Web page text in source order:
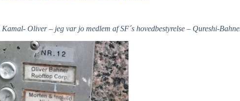
Kamal- Oliver – jeg var jo medlem af SF´s hovedbestyrelse – Qureshi-